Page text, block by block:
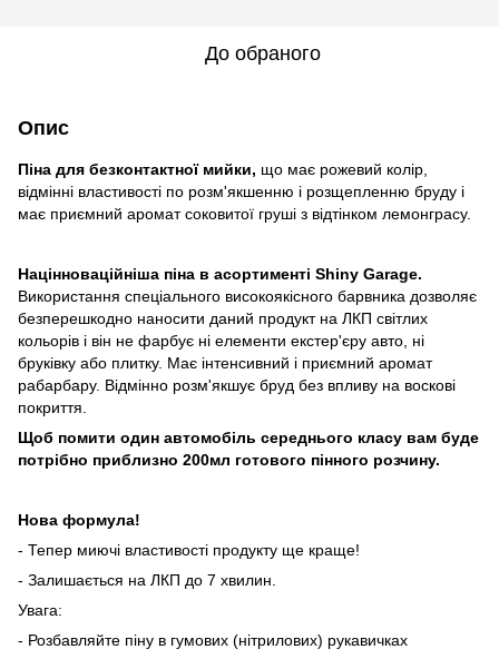
До обраного
Опис
Піна для безконтактної мийки, що має рожевий колір,
відмінні властивості по розм'якшенню і розщепленню бруду і
має приємний аромат соковитої груші з відтінком лемонграсу.
Націнноваційніша піна в асортименті Shiny Garage.
Використання спеціального високоякісного барвника дозволяє
безперешкодно наносити даний продукт на ЛКП світлих
кольорів і він не фарбує ні елементи екстер'єру авто, ні
бруківку або плитку. Має інтенсивний і приємний аромат
рабарбару. Відмінно розм'якшує бруд без впливу на воскові
покриття.
Щоб помити один автомобіль середнього класу вам буде
потрібно приблизно 200мл готового пінного розчину.
Нова формула!
- Тепер миючі властивості продукту ще краще!
- Залишається на ЛКП до 7 хвилин.
Увага:
- Розбавляйте піну в гумових (нітрилових) рукавичках